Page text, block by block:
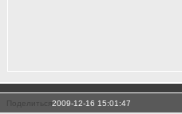
Поделиться2009-12-16 15:01:47